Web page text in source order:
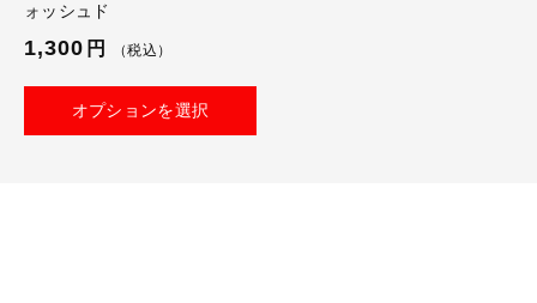
ォッシュド
1,300 円 （税込）
オプションを選択